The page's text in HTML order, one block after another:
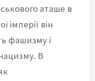
аташе в
імперії він
фашизму і
В